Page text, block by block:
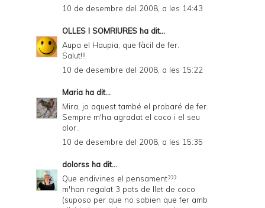
10 de desembre del 2008, a les 14:43
OLLES I SOMRIURES ha dit...
Aupa el Haupia, que fàcil de fer.
Salut!!!
10 de desembre del 2008, a les 15:22
Maria ha dit...
Mira, jo aquest també el probaré de fer.
Sempre m'ha agradat el coco i el seu
olor..
10 de desembre del 2008, a les 15:35
dolorss ha dit...
Que endivines el pensament???
m'han regalat 3 pots de llet de coco
(suposo per que no sabien que fer amb